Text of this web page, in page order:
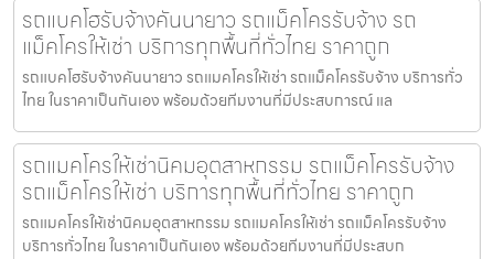
รถแบคโฮรับจ้างคันนายาว รถแม็คโครรับจ้าง รถ
แม็คโครให้เช่า บริการทุกพื้นที่ทั่วไทย ราคาถูก
รถแบคโฮรับจ้างคันนายาว รถแมคโครให้เช่า รถแม็คโครรับจ้าง บริการทั่ว
ไทย ในราคาเป็นกันเอง พร้อมด้วยทีมงานที่มีประสบการณ์ แล
รถแมคโครให้เช่านิคมอุตสาหกรรม รถแม็คโครรับจ้าง
รถแม็คโครให้เช่า บริการทุกพื้นที่ทั่วไทย ราคาถูก
รถแมคโครให้เช่านิคมอุตสาหกรรม รถแมคโครให้เช่า รถแม็คโครรับจ้าง
บริการทั่วไทย ในราคาเป็นกันเอง พร้อมด้วยทีมงานที่มีประสบก